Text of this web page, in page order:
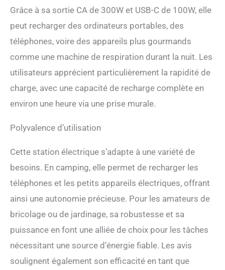
Charge Divers】Équipé de
bidirectionnel 100W,
Explorer 240 v2 prend en
charge la charge rapide
pour une gamme de vos
appareils électroniques.
Plusieurs ports de charge
telles que Prise CA et CC,
Port USB-A permettent de
d'éclairage de secours.
【Sécurité & Fiabilité
Supérieures】Le générateur
électrique certifiée UL,
associée à des panneaux
résistance exceptionnelle
aux chocs et une protection
garantissant un
fonctionnement fiable dans
Grâce à sa sortie CA de 300W et USB-C de 100W, elle
peut recharger des ordinateurs portables, des
téléphones, voire des appareils plus gourmands
comme une machine de respiration durant la nuit. Les
utilisateurs apprécient particulièrement la rapidité de
charge, avec une capacité de recharge complète en
environ une heure via une prise murale.
Polyvalence d’utilisation
Cette station électrique s’adapte à une variété de
besoins. En camping, elle permet de recharger les
téléphones et les petits appareils électriques, offrant
ainsi une autonomie précieuse. Pour les amateurs de
bricolage ou de jardinage, sa robustesse et sa
puissance en font une alliée de choix pour les tâches
nécessitant une source d’énergie fiable. Les avis
soulignent également son efficacité en tant que